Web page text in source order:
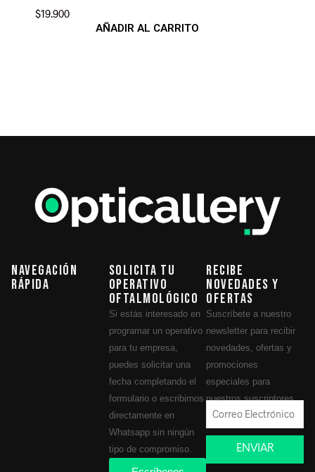
$19.900
AÑADIR AL CARRITO
Navegación
Rápida
Solicita tu
operativo
oftalmológico
Si estás interesado en
programar un operativo
para tu empresa,
puedes solicitar una
fecha completando el
formulario o escribirnos
directamente en
Whatsapp sin ningún
tipo de compromiso.
Recibe
novedades y
ofertas
Suscríbete a nuestro
newsletter para recibir
novedades, ofertas y
promociones
especiales para
nuestros suscriptores.
ENVIAR